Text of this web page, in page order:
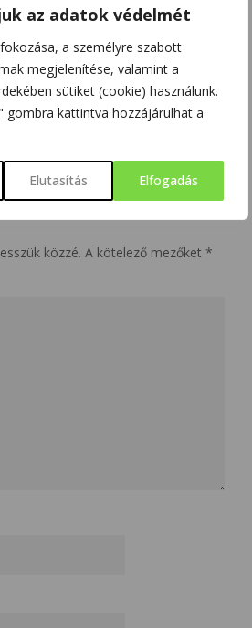
az adatok védelmét
a személyre szabott
megjelenítése, valamint a
sütiket (cookie) használunk.
kattintva hozzájárulhat a
Elutasítás Elfogadás
közzé. A kötelező mezőket *